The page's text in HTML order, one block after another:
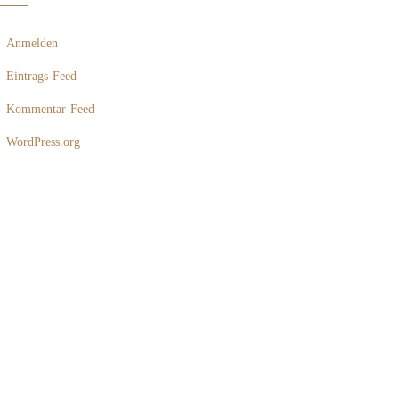
Anmelden
Eintrags-Feed
Kommentar-Feed
WordPress.org